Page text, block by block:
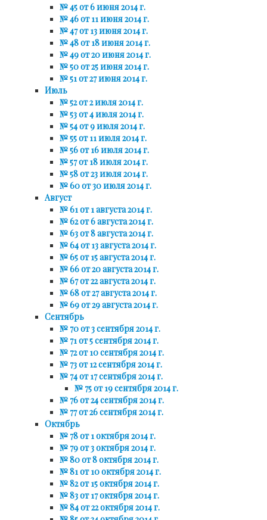
№ 45 от 6 июня 2014 г.
№ 46 от 11 июня 2014 г.
№ 47 от 13 июня 2014 г.
№ 48 от 18 июня 2014 г.
№ 49 от 20 июня 2014 г.
№ 50 от 25 июня 2014 г.
№ 51 от 27 июня 2014 г.
Июль
№ 52 от 2 июля 2014 г.
№ 53 от 4 июля 2014 г.
№ 54 от 9 июля 2014 г.
№ 55 от 11 июля 2014 г.
№ 56 от 16 июля 2014 г.
№ 57 от 18 июля 2014 г.
№ 58 от 23 июля 2014 г.
№ 60 от 30 июля 2014 г.
Август
№ 61 от 1 августа 2014 г.
№ 62 от 6 августа 2014 г.
№ 63 от 8 августа 2014 г.
№ 64 от 13 августа 2014 г.
№ 65 от 15 августа 2014 г.
№ 66 от 20 августа 2014 г.
№ 67 от 22 августа 2014 г.
№ 68 от 27 августа 2014 г.
№ 69 от 29 августа 2014 г.
Сентябрь
№ 70 от 3 сентября 2014 г.
№ 71 от 5 сентября 2014 г.
№ 72 от 10 сентября 2014 г.
№ 73 от 12 сентября 2014 г.
№ 74 от 17 сентября 2014 г.
№ 75 от 19 сентября 2014 г.
№ 76 от 24 сентября 2014 г.
№ 77 от 26 сентября 2014 г.
Октябрь
№ 78 от 1 октября 2014 г.
№ 79 от 3 октября 2014 г.
№ 80 от 8 октября 2014 г.
№ 81 от 10 октября 2014 г.
№ 82 от 15 октября 2014 г.
№ 83 от 17 октября 2014 г.
№ 84 от 22 октября 2014 г.